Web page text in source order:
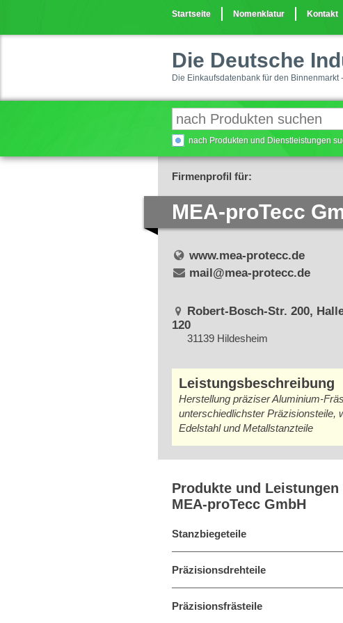
Startseite Nomenklatur Kontakt
Die Deutsche
Die Einkaufsdatenbank für den Binnenmarkt
nach Produkten und Dienstleistungen
Firmenprofil für:
MEA-proTecc
www.mea-protecc.de
mail@mea-protecc.de
Robert-Bosch-Str. 200,
120
31139 Hildesheim
Leistungsbeschreibung
Herstellung präziser Aluminium-
unterschiedlichster Präzisionsteile,
Edelstahl und Metallstanzteile
Produkte und Leistungen
MEA-proTecc GmbH
Stanzbiegeteile
Präzisionsdrehteile
Präzisionsfrästeile